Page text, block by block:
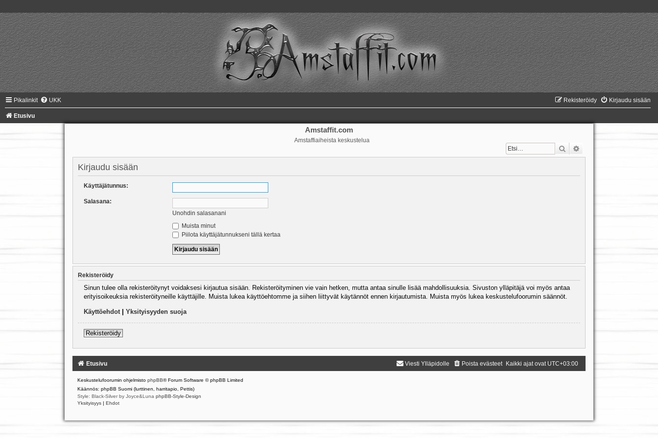
Pikalinkit UKK Kirjaudu sisään
Rekisteröidy
Etusivu
Amstaffit.com
Amstaffiaiheista keskustelua
Etsi
Kirjaudu sisään
Käyttäjätunnus:
Salasana:
Unohdin salasanani
Muista minut
Piilota käyttäjätunnukseni tällä kertaa
Rekisteröidy
Sinun tulee olla rekisteröitynyt voidaksesi kirjautua sisään. Rekisteröityminen vie vain hetken, mutta antaa sinulle lisää mahdollisuuksia. Sivuston ylläpitäjä voi myös antaa
erityisoikeuksia rekisteröityneille käyttäjille. Muista lukea käyttöehtomme ja siihen liittyvät käytännöt ennen kirjautumista. Muista myös lukea keskustelufoorumin säännöt.
Käyttöehdot| Yksityisyyden suoja
Rekisteröidy
Etusivu Kaikki ajat ovat UTC+03:00
Poista evästeet
Viesti Ylläpidolle
Keskustelufoorumin ohjelmisto phpBB® Forum Software © phpBB Limited
Käännös: phpBB Suomi (lurttinen, harritapio, Pettis)
Style: Black-Silver by Joyce&Luna phpBB-Style-Design
Yksityisyys | Ehdot